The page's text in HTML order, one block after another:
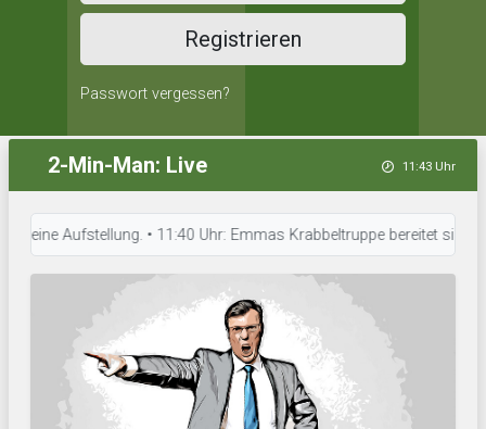
Registrieren
Passwort vergessen?
2-Min-Man: Live 11:43 Uhr
Aufstellung. • 11:40 Uhr: Emmas Krabbeltruppe bereitet sich auf